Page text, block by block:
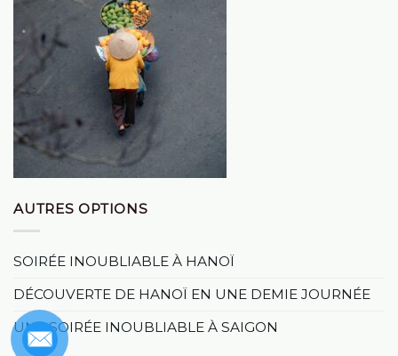
AUTRES OPTIONS
SOIRÉE INOUBLIABLE À HANOÏ
DÉCOUVERTE DE HANOÏ EN UNE DEMIE JOURNÉE
UNE SOIRÉE INOUBLIABLE À SAIGON